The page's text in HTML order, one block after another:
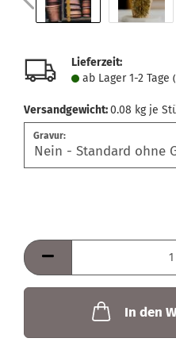
Lieferzeit:
ab Lager 1-2 Tage
Versandgewicht:0.08 kg je
Gravur:
In den